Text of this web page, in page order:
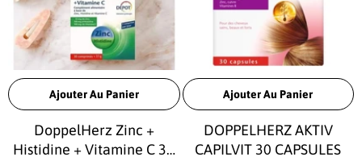
Ajouter Au Panier
DoppelHerz Zinc +
Histidine + Vitamine C 30
Ajouter Au Panier
DOPPELHERZ AKTIV
CAPILVIT 30 CAPSULES